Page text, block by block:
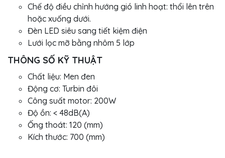
Chế độ điều chỉnh hướng gió linh hoạt: thổi lên trên
hoặc xuống dưới.
Đèn LED siêu sang tiết kiệm điện
Lưới lọc mỡ bằng nhôm 5 lớp
THÔNG SỐ KỸ THUẬT
Chất liệu: Men đen
Động cơ: Turbin đôi
Công suất motor: 200W
Độ ồn: < 48dB(A)
Ống thoát: 120 (mm)
Kích thước: 700 (mm)